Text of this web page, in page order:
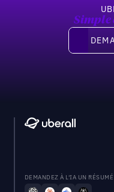
Simple
DEMANDEZ À L'IA UN